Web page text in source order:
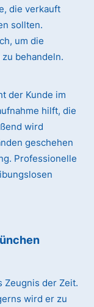
die verkauft
sollten.
um die
behandeln.
der Kunde im
hilft, die
wird
geschehen
Professionelle
Zeugnis der Zeit.
wird er zu